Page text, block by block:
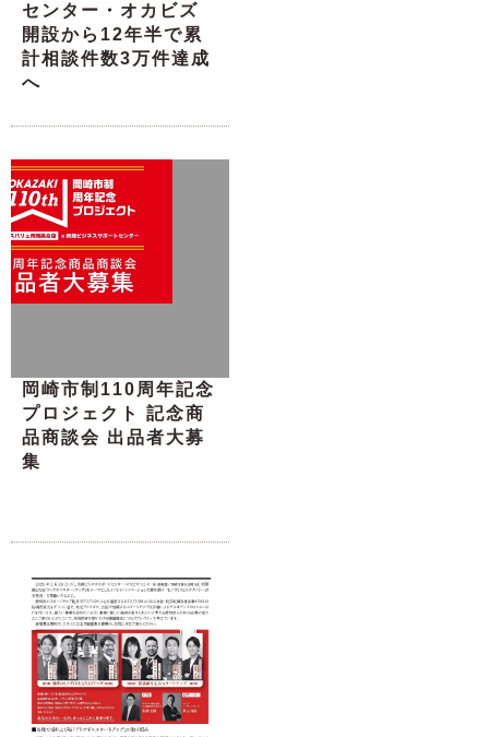
センター・オカビズ
開設から12年半で累
計相談件数3万件達成
へ
岡崎市制110周年記念
プロジェクト 記念商
品商談会 出品者大募
集